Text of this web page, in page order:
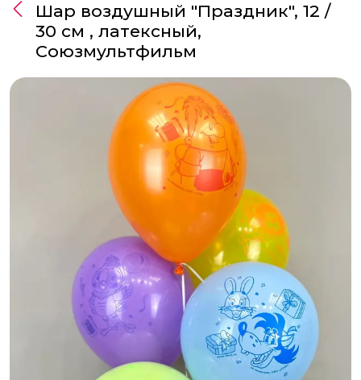
Шар воздушный "Праздник", 12 /
30 см , латексный,
Союзмультфильм